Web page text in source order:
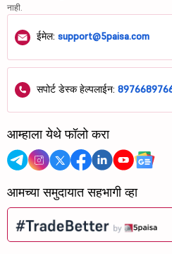
नाही.
ईमेल: support@5paisa.com
सपोर्ट डेस्क हेल्पलाईन:
आम्हाला येथे फॉलो करा
आमच्या समुदायात सहभागी व्हा